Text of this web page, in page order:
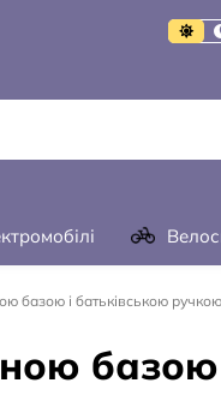
базою і батьківською
базою